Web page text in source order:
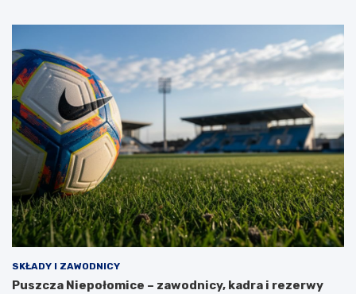
SKŁADY I ZAWODNICY
Puszcza Niepołomice – zawodnicy, kadra i rezerwy